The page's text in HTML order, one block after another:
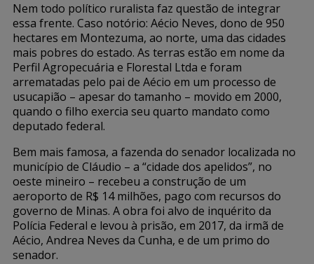
Nem todo político ruralista faz questão de integrar
essa frente. Caso notório: Aécio Neves, dono de 950
hectares em Montezuma, ao norte, uma das cidades
mais pobres do estado. As terras estão em nome da
Perfil Agropecuária e Florestal Ltda e foram
arrematadas pelo pai de Aécio em um processo de
usucapião – apesar do tamanho – movido em 2000,
quando o filho exercia seu quarto mandato como
deputado federal.
Bem mais famosa, a fazenda do senador localizada no
município de Cláudio – a “cidade dos apelidos”, no
oeste mineiro – recebeu a construção de um
aeroporto de R$ 14 milhões, pago com recursos do
governo de Minas. A obra foi alvo de inquérito da
Polícia Federal e levou à prisão, em 2017, da irmã de
Aécio, Andrea Neves da Cunha, e de um primo do
senador.